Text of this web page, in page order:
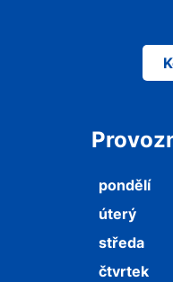
pondělí
úterý
středa
čtvrtek